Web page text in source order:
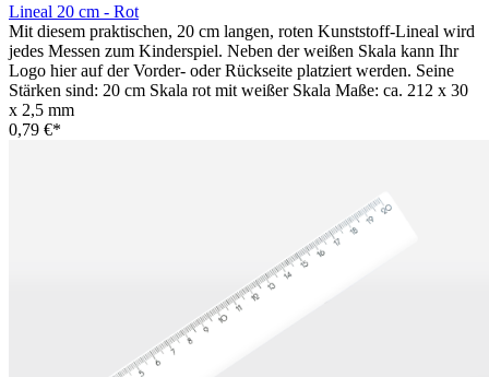
Lineal 20 cm - Rot
Mit diesem praktischen, 20 cm langen, roten Kunststoff-Lineal wird
jedes Messen zum Kinderspiel. Neben der weißen Skala kann Ihr
Logo hier auf der Vorder- oder Rückseite platziert werden. Seine
Stärken sind: 20 cm Skala rot mit weißer Skala Maße: ca. 212 x 30
x 2,5 mm
0,79 €*